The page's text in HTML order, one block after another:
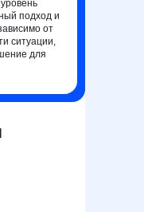
подход и
от
ситуации,
для